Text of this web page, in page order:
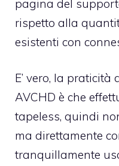
pagina del
rispetto alla
esistenti con
E’ vero, la praticità
AVCHD è che
tapeless, quindi
ma direttamente
tranquillamente